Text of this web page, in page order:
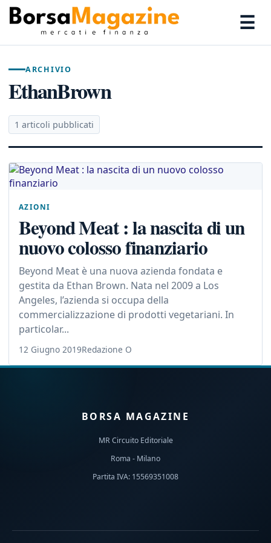
☰
ARCHIVIO
EthanBrown
1 articoli pubblicati
AZIONI
Beyond Meat : la nascita di un
nuovo colosso finanziario
Beyond Meat è una nuova azienda fondata e
gestita da Ethan Brown. Nata nel 2009 a Los
Angeles, l’azienda si occupa della
commercializzazione di prodotti vegetariani. In
particolar...
12 Giugno 2019Redazione O
BORSA MAGAZINE
MR Circuito Editoriale
Roma - Milano
Partita IVA: 15569351008